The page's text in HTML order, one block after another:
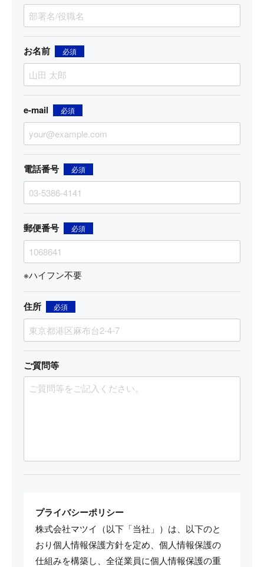
お名前 必須
e-mail 必須
電話番号 必須
郵便番号 必須
※ハイフン不要
住所 必須
ご質問等
プライバシーポリシー
株式会社マツイ（以下「当社」）は、以下のと
おり個人情報保護方針を定め、個人情報保護の
仕組みを構築し、全従業員に個人情報保護の重